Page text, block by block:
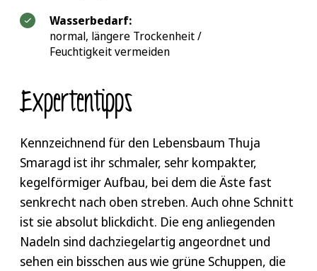
Wasserbedarf:
normal, längere Trockenheit /
Feuchtigkeit vermeiden
Expertentipps
Kennzeichnend für den Lebensbaum Thuja
Smaragd ist ihr schmaler, sehr kompakter,
kegelförmiger Aufbau, bei dem die Äste fast
senkrecht nach oben streben. Auch ohne Schnitt
ist sie absolut blickdicht. Die eng anliegenden
Nadeln sind dachziegelartig angeordnet und
sehen ein bisschen aus wie grüne Schuppen, die